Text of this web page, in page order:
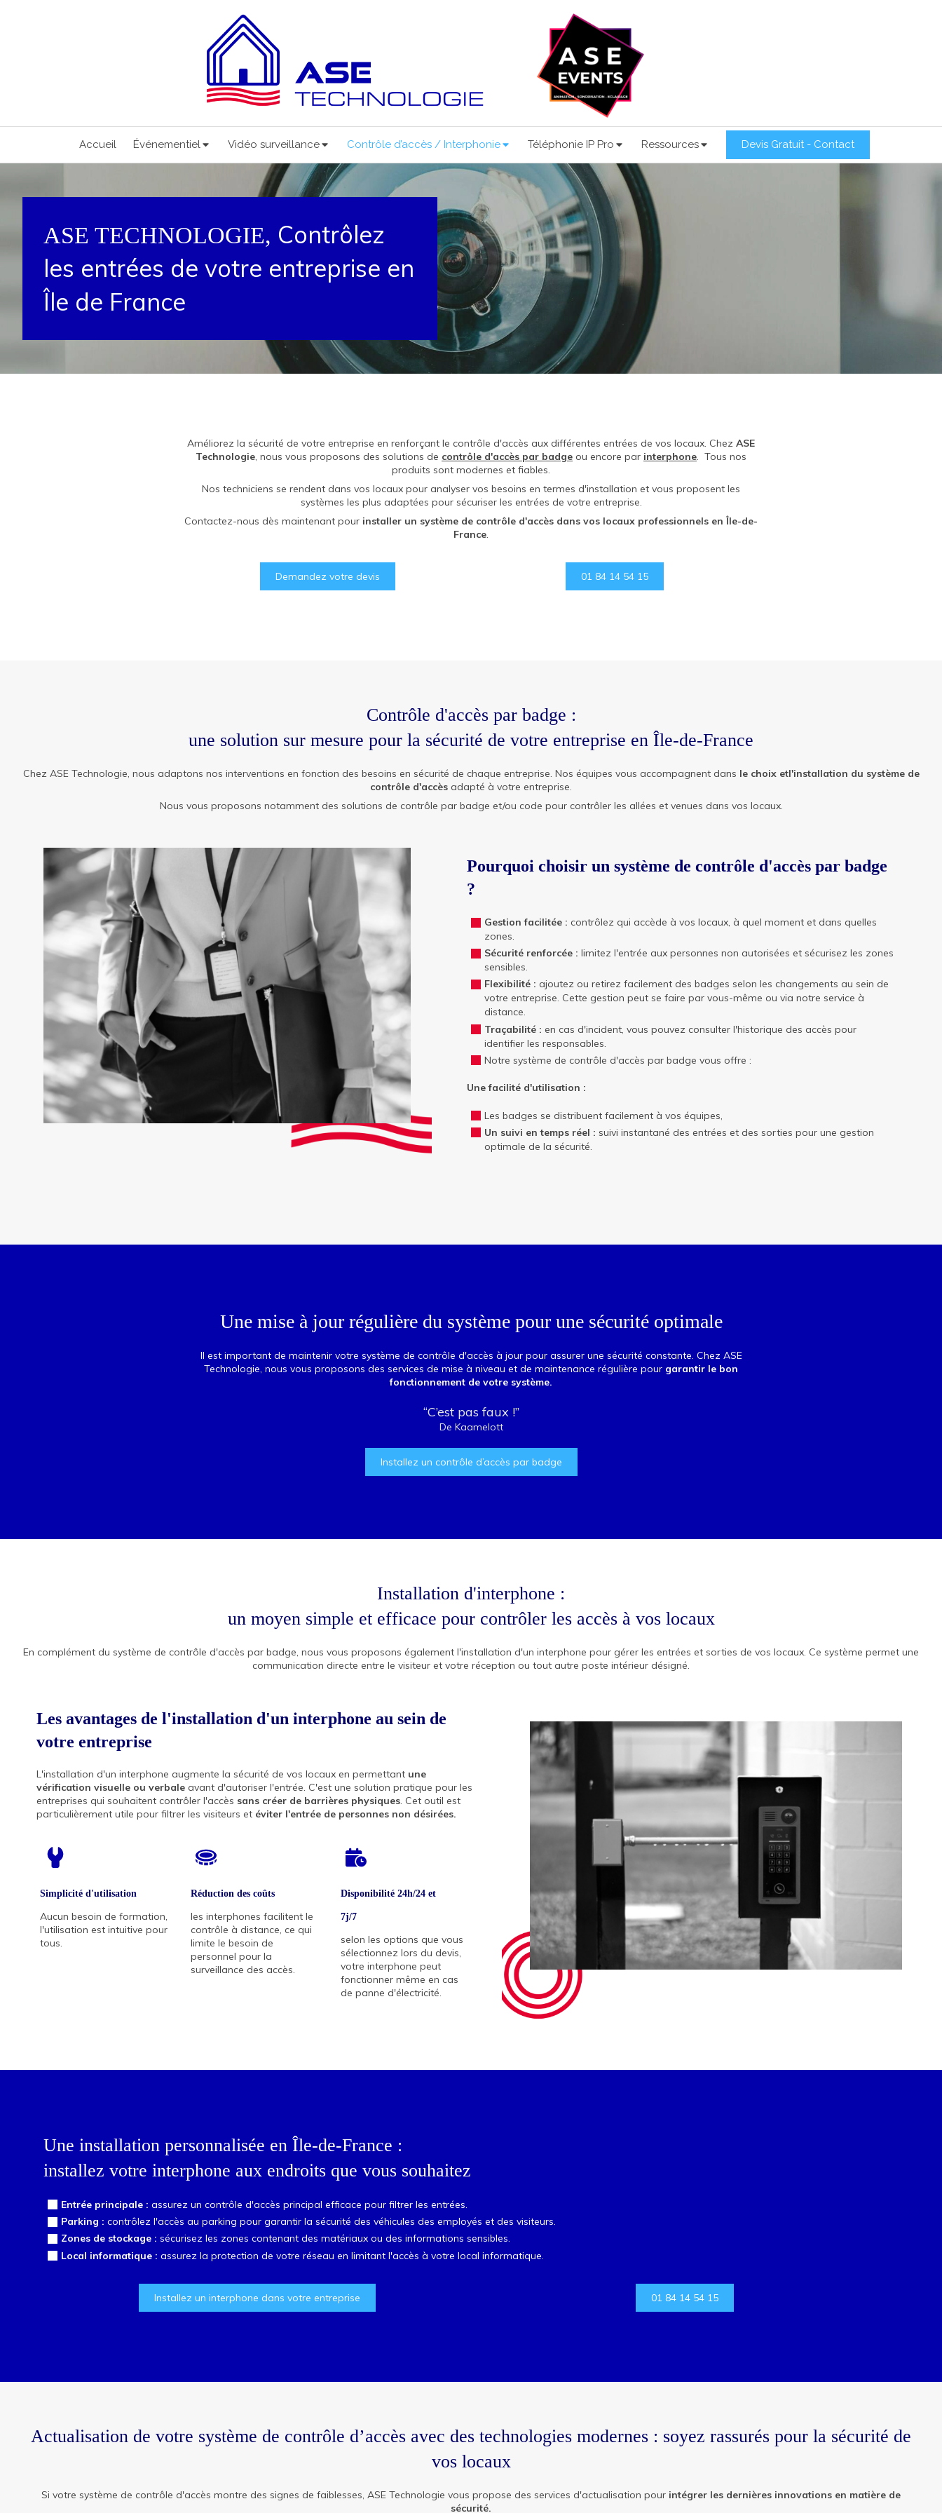
Accueil Événementiel Vidéo surveillance Contrôle d’accès / Interphonie Téléphonie IP Pro Ressources Devis Gratuit - Contact
ASE TECHNOLOGIE, Contrôlez
les entrées de votre entreprise en
Île de France
Améliorez la sécurité de votre entreprise en renforçant le contrôle d'accès aux différentes entrées de vos locaux. Chez ASE
Technologie, nous vous proposons des solutions de contrôle d'accès par badge ou encore par interphone. Tous nos
produits sont modernes et fiables.
Nos techniciens se rendent dans vos locaux pour analyser vos besoins en termes d'installation et vous proposent les
systèmes les plus adaptées pour sécuriser les entrées de votre entreprise.
Contactez-nous dès maintenant pour installer un système de contrôle d'accès dans vos locaux professionnels en Île-de-
France.
Demandez votre devis 01 84 14 54 15
Contrôle d'accès par badge :
une solution sur mesure pour la sécurité de votre entreprise en Île-de-France
Chez ASE Technologie, nous adaptons nos interventions en fonction des besoins en sécurité de chaque entreprise. Nos équipes vous accompagnent dans le choix etl'installation du système de
contrôle d'accès adapté à votre entreprise.
Nous vous proposons notamment des solutions de contrôle par badge et/ou code pour contrôler les allées et venues dans vos locaux.
Pourquoi choisir un système de contrôle d'accès par badge
?
Gestion facilitée : contrôlez qui accède à vos locaux, à quel moment et dans quelles
zones.
Sécurité renforcée :limitez l'entrée aux personnes non autorisées et sécurisez les zones
sensibles.
Flexibilité : ajoutez ou retirez facilement des badges selon les changements au sein de
votre entreprise. Cette gestion peut se faire par vous-même ou via notre service à
distance.
Traçabilité : en cas d'incident, vous pouvez consulter l'historique des accès pour
identifier les responsables.
Notre système de contrôle d'accès par badge vous offre :
Une facilité d'utilisation :
Les badges se distribuent facilement à vos équipes,
Un suivi en temps réel : suivi instantané des entrées et des sorties pour une gestion
optimale de la sécurité.
Une mise à jour régulière du système pour une sécurité optimale
Il est important de maintenir votre système de contrôle d'accès à jour pour assurer une sécurité constante. Chez ASE
Technologie, nous vous proposons des services de mise à niveau et de maintenance régulière pour garantir le bon
fonctionnement de votre système.
“C’est pas faux !”
De Kaamelott
Installez un contrôle d’accès par badge
Installation d'interphone :
un moyen simple et efficace pour contrôler les accès à vos locaux
En complément du système de contrôle d'accès par badge, nous vous proposons également l'installation d'un interphone pour gérer les entrées et sorties de vos locaux. Ce système permet une
communication directe entre le visiteur et votre réception ou tout autre poste intérieur désigné.
Les avantages de l'installation d'un interphone au sein de
votre entreprise
L'installation d'un interphone augmente la sécurité de vos locaux en permettant une
vérification visuelle ou verbale avant d'autoriser l'entrée. C'est une solution pratique pour les
entreprises qui souhaitent contrôler l'accès sans créer de barrières physiques. Cet outil est
particulièrement utile pour filtrer les visiteurs et éviter l'entrée de personnes non désirées.
Simplicité d'utilisation
Aucun besoin de formation,
l'utilisation est intuitive pour
tous.
Réduction des coûts
les interphones facilitent le
contrôle à distance, ce qui
limite le besoin de
personnel pour la
surveillance des accès.
Disponibilité 24h/24 et
7j/7
selon les options que vous
sélectionnez lors du devis,
votre interphone peut
fonctionner même en cas
de panne d'électricité.
Une installation personnalisée en Île-de-France :
installez votre interphone aux endroits que vous souhaitez
Entrée principale :assurez un contrôle d'accès principal efficace pour filtrer les entrées.
Parking :contrôlez l'accès au parking pour garantir la sécurité des véhicules des employés et des visiteurs.
Zones de stockage :sécurisez les zones contenant des matériaux ou des informations sensibles.
Local informatique :assurez la protection de votre réseau en limitant l'accès à votre local informatique.
Installez un interphone dans votre entreprise 01 84 14 54 15
Actualisation de votre système de contrôle d’accès avec des technologies modernes : soyez rassurés pour la sécurité de
vos locaux
Si votre système de contrôle d'accès montre des signes de faiblesses, ASE Technologie vous propose des services d'actualisation pour intégrer les dernières innovations en matière de
sécurité.